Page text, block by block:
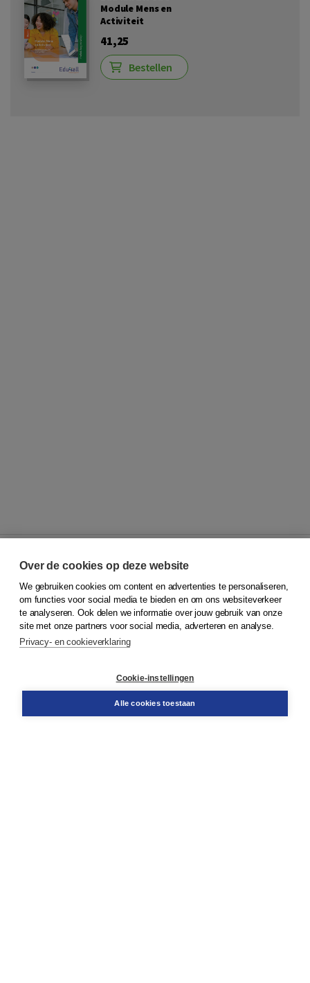
Module Mens en
Activiteit
41,25
Bestellen
© 2026Koninklijke Boom uitgevers
Klantenservice
Service & informatie
Contact
Over de cookies op deze website
We gebruiken cookies om content en advertenties te personaliseren,
om functies voor social media te bieden en om ons websiteverkeer
te analyseren. Ook delen we informatie over jouw gebruik van onze
site met onze partners voor social media, adverteren en analyse.
Privacy- en cookieverklaring
Cookie-instellingen
Alle cookies toestaan